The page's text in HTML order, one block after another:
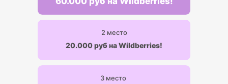
20.000 руб на Wildberries!
2 место
3 место